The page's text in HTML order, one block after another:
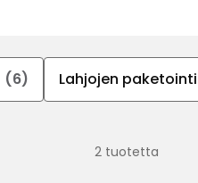
(6) Lahjojen paketointi
2 tuotetta